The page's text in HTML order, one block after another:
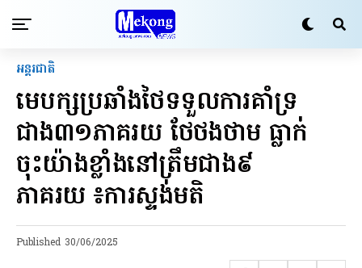
អន្តរជាតិ
មេបក្សប្រឆាំងថៃទទួលការគាំទ្រ
ជាង៣១ភាគរយ ថែថងថាម ធ្លាក់
ចុះយ៉ាងខ្លាំងនៅត្រឹមជាង៩
ភាគរយ ៖ការស្ទង់មតិ
Published 30/06/2025